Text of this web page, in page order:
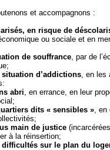
et accompagnons :
en risque de
ou sociale et en
de souffrance , par de
d’addictions , en
abri , en errance, en leur
dits « sensibles » ,
main de justice
à la réinsertion;
difficultés sur le plan du